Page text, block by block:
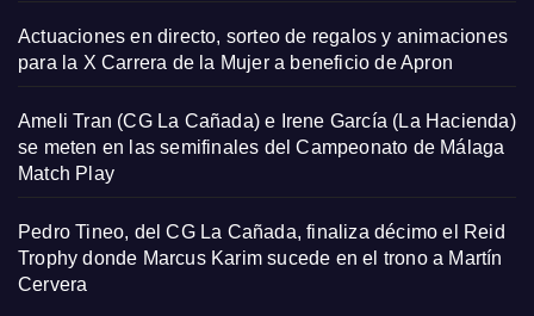
Actuaciones en directo, sorteo de regalos y animaciones
para la X Carrera de la Mujer a beneficio de Apron
Ameli Tran (CG La Cañada) e Irene García (La Hacienda)
se meten en las semifinales del Campeonato de Málaga
Match Play
Pedro Tineo, del CG La Cañada, finaliza décimo el Reid
Trophy donde Marcus Karim sucede en el trono a Martín
Cervera